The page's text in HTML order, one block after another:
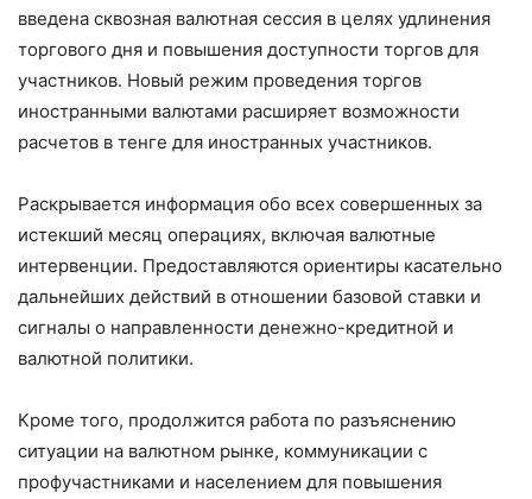
введена сквозная валютная сессия в целях удлинения
торгового дня и повышения доступности торгов для
участников. Новый режим проведения торгов
иностранными валютами расширяет возможности
расчетов в тенге для иностранных участников.
Раскрывается информация обо всех совершенных за
истекший месяц операциях, включая валютные
интервенции. Предоставляются ориентиры касательно
дальнейших действий в отношении базовой ставки и
сигналы о направленности денежно-кредитной и
валютной политики.
Кроме того, продолжится работа по разъяснению
ситуации на валютном рынке, коммуникации с
профучастниками и населением для повышения